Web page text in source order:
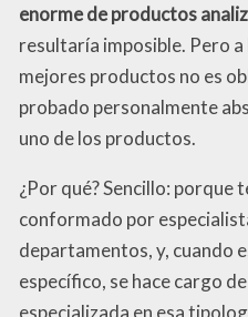
enorme de productos
resultaría imposible. Pero
mejores productos no es
probado personalmente
uno de los productos.
¿Por qué? Sencillo: porque
conformado por
departamentos, y, cuando
específico, se hace cargo
especializada en esa